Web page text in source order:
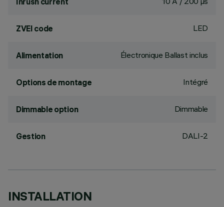
ZVEI code LED
Alimentation Électronique Ballast inclus
Options de montage Intégré
Dimmable option Dimmable
Gestion DALI-2
INSTALLATION